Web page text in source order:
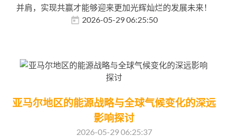
并肩，实现共赢才能够迎来更加光辉灿烂的发展未来！
2026-05-29 06:25:50
亚马尔地区的能源战略与全球气候变化的深远
影响探讨
2026-05-29 06:25:37